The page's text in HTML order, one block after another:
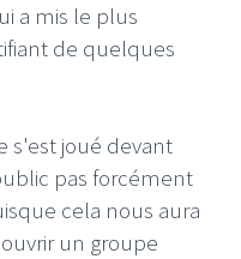
a mis le plus
de quelques
s'est joué devant
pas forcément
cela nous aura
un groupe